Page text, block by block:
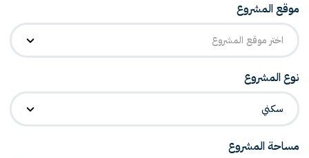
موقع المشروع
اختر موقع المشروع
نوع المشروع
سكني
مساحة المشروع